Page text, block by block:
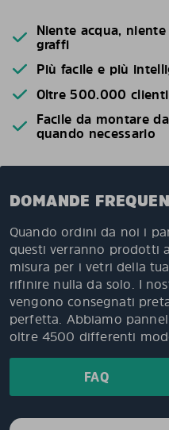
Niente acqua,
graffi
Più facile e più
Oltre 500.000
Facile da montare
quando necessario
DOMANDE
Quando ordini da noi i
questi verranno prodotti
misura per i vetri della
rifinire nulla da solo. I
vengono consegnati
perfetta. Abbiamo
oltre 4500 differenti
FAQ